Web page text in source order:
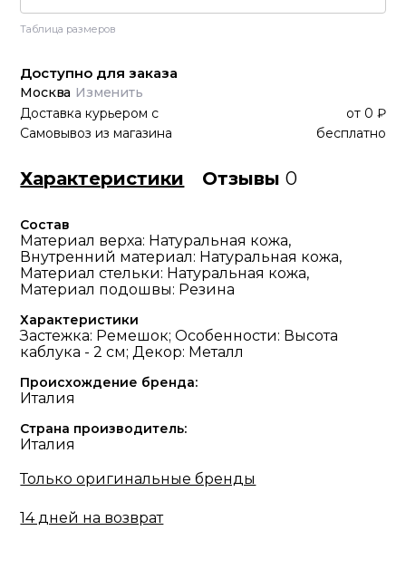
Таблица размеров
Доступно для заказа
Москва Изменить
Доставка курьером с от 0 ₽
Самовывоз из магазина
бесплатно
Характеристики Отзывы0
Состав
Материал верха: Натуральная кожа,
Внутренний материал: Натуральная кожа,
Материал стельки: Натуральная кожа,
Материал подошвы: Резина
Характеристики
Застежка: Ремешок; Особенности: Высота
каблука - 2 см; Декор: Металл
Происхождение бренда:
Италия
Страна производитель:
Италия
Только оригинальные бренды
14 дней на возврат